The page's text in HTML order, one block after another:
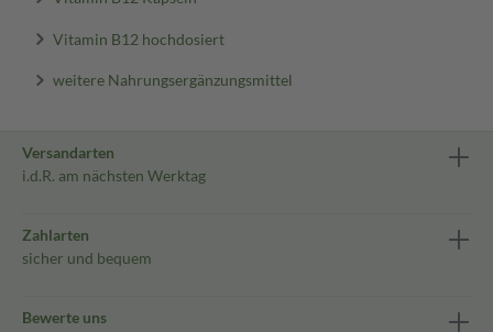
Vitamin B12 hochdosiert
weitere Nahrungsergänzungsmittel
Versandarten
i.d.R. am nächsten Werktag
Zahlarten
sicher und bequem
Bewerte uns